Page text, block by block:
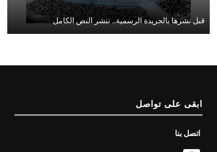
قبل نشرها بالجريدة الرسمية.. ننشر النص الكامل
ابقى على تواصل
اتصل بنا